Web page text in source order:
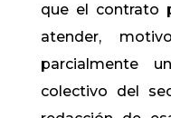
que el contrato
atender,
parcialmente
colectivo del